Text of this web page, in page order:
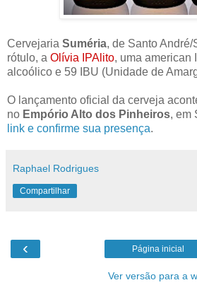
Cervejaria Suméria, de Santo
rótulo, a Olívia IPAlito, uma american
alcoólico e 59 IBU (Unidade de
O lançamento oficial da cerveja
no Empório Alto dos Pinheiros, em
link e confirme sua presença.
Raphael Rodrigues
Compartilhar
‹ Página inicial
Ver versão para a